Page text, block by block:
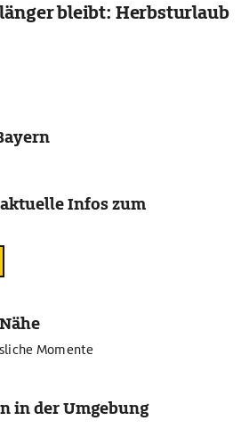
bleibt: Herbsturlaub
Infos zum
Momente
in der Umgebung